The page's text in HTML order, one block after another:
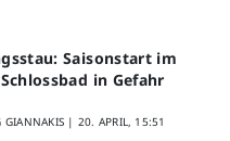
Saisonstart im
in Gefahr
GIANNAKIS | 20. APRIL, 15:51